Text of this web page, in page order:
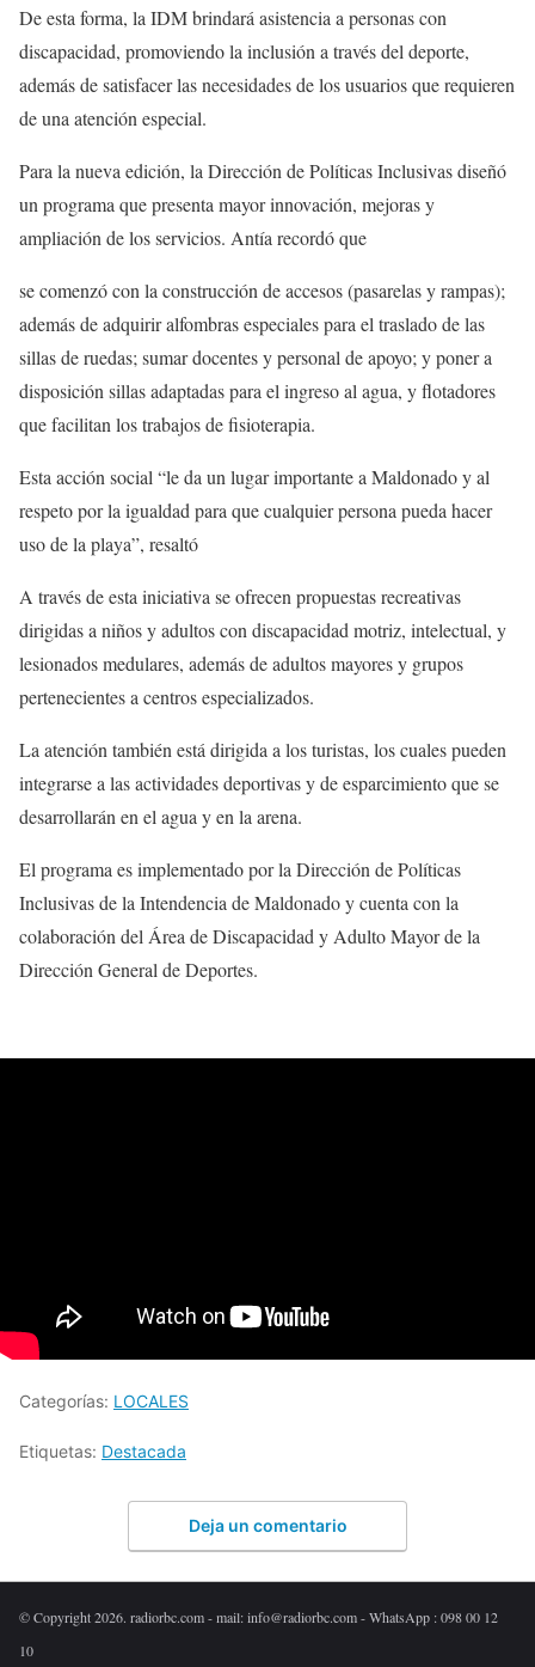
De esta forma, la IDM brindará asistencia a personas con
discapacidad, promoviendo la inclusión a través del deporte,
además de satisfacer las necesidades de los usuarios que requieren
de una atención especial.
Para la nueva edición, la Dirección de Políticas Inclusivas diseñó
un programa que presenta mayor innovación, mejoras y
ampliación de los servicios. Antía recordó que
se comenzó con la construcción de accesos (pasarelas y rampas);
además de adquirir alfombras especiales para el traslado de las
sillas de ruedas; sumar docentes y personal de apoyo; y poner a
disposición sillas adaptadas para el ingreso al agua, y flotadores
que facilitan los trabajos de fisioterapia.
Esta acción social “le da un lugar importante a Maldonado y al
respeto por la igualdad para que cualquier persona pueda hacer
uso de la playa”, resaltó
A través de esta iniciativa se ofrecen propuestas recreativas
dirigidas a niños y adultos con discapacidad motriz, intelectual, y
lesionados medulares, además de adultos mayores y grupos
pertenecientes a centros especializados.
La atención también está dirigida a los turistas, los cuales pueden
integrarse a las actividades deportivas y de esparcimiento que se
desarrollarán en el agua y en la arena.
El programa es implementado por la Dirección de Políticas
Inclusivas de la Intendencia de Maldonado y cuenta con la
colaboración del Área de Discapacidad y Adulto Mayor de la
Dirección General de Deportes.
Categorías: LOCALES
Etiquetas: Destacada
Deja un comentario
© Copyright 2026. radiorbc.com - mail: info@radiorbc.com - WhatsApp : 098 00 12
10